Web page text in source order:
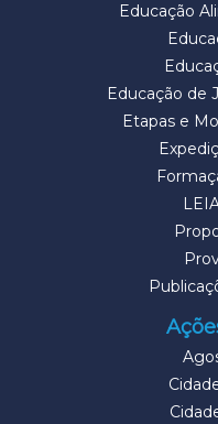
Educação
Educação de
Etapas e